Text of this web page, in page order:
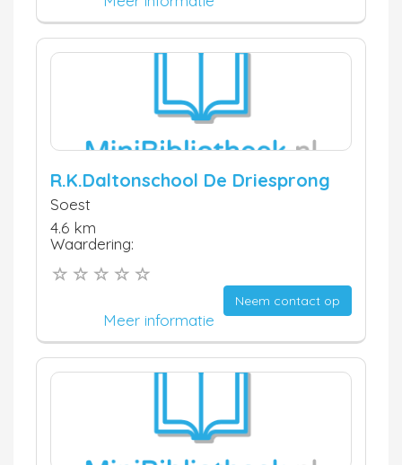
R.K.Daltonschool De Driesprong
Soest
4.6 km
Waardering:
Neem contact op
Meer informatie